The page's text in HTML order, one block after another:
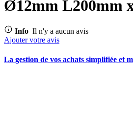
Ø12mm L200mm
Info Il n'y a aucun avis
Ajouter votre avis
La gestion de vos achats simplifiée et